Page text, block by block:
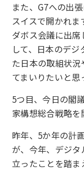
また、G7への出
スイスで開かれま
ダボス会議に出
して、日本のデ
た日本の取組状
てまいりたいと思
5つ目、今日の閣
家構想総合戦略を
昨年、5か年の計
が、今年、デジ
立ったことを踏ま